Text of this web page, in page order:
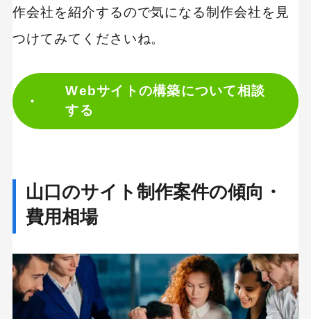
作会社を紹介するので気になる制作会社を見
つけてみてくださいね。
Webサイトの構築について相談
する
山口のサイト制作案件の傾向・
費用相場